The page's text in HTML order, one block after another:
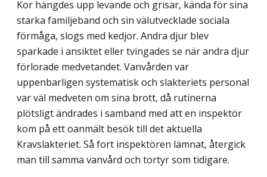
Kor hängdes upp levande och grisar, kända för sina
starka familjeband och sin välutvecklade sociala
förmåga, slogs med kedjor. Andra djur blev
sparkade i ansiktet eller tvingades se när andra djur
förlorade medvetandet. Vanvården var
uppenbarligen systematisk och slakteriets personal
var väl medveten om sina brott, då rutinerna
plötsligt ändrades i samband med att en inspektör
kom på ett oanmält besök till det aktuella
Kravslakteriet. Så fort inspektören lämnat, återgick
man till samma vanvård och tortyr som tidigare.